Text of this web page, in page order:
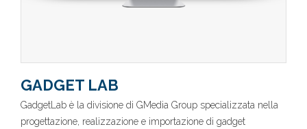
GADGET LAB
GadgetLab è la divisione di GMedia Group specializzata nella
progettazione, realizzazione e importazione di gadget